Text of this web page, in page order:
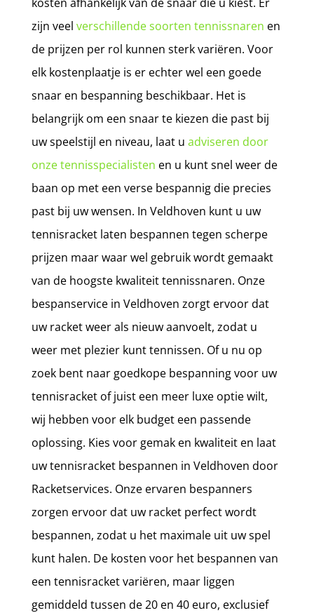
zijn veel verschillende soorten tennissnaren en
de prijzen per rol kunnen sterk variëren. Voor
elk kostenplaatje is er echter wel een goede
snaar en bespanning beschikbaar. Het is
belangrijk om een snaar te kiezen die past bij
uw speelstijl en niveau, laat u adviseren door
onze tennisspecialisten en u kunt snel weer de
baan op met een verse bespannig die precies
past bij uw wensen. In Veldhoven kunt u uw
tennisracket laten bespannen tegen scherpe
prijzen maar waar wel gebruik wordt gemaakt
van de hoogste kwaliteit tennissnaren. Onze
bespanservice in Veldhoven zorgt ervoor dat
uw racket weer als nieuw aanvoelt, zodat u
weer met plezier kunt tennissen. Of u nu op
zoek bent naar goedkope bespanning voor uw
tennisracket of juist een meer luxe optie wilt,
wij hebben voor elk budget een passende
oplossing. Kies voor gemak en kwaliteit en laat
uw tennisracket bespannen in Veldhoven door
Racketservices. Onze ervaren bespanners
zorgen ervoor dat uw racket perfect wordt
bespannen, zodat u het maximale uit uw spel
kunt halen. De kosten voor het bespannen van
een tennisracket variëren, maar liggen
gemiddeld tussen de 20 en 40 euro, exclusief